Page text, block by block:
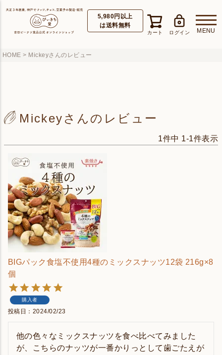
5,980円以上
は送料無料
HOME Mickeyさんのレビュー
Mickeyさんのレビュー
1件中 1-1件表示
BIGパック食塩不使用4種のミックスナッツ12袋 216g×8
個
購入者
投稿日 2024/02/23
他の色々なミックスナッツを食べ比べてみました
が、こちらのナッツが一番かりっとして歯ごたえが